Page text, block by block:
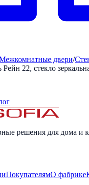
двери/
22, стекло
решения для дома и
ПокупателямО фабрике